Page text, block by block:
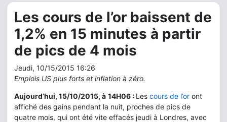
Les cours de l’or baissent de
1,2% en 15 minutes à partir
de pics de 4 mois
Jeudi, 10/15/2015 16:26
Emplois US plus forts et inflation à zéro.
Aujourd’hui, 15/10/2015, à 14H06 : Les cours de l’or ont
affiché des gains pendant la nuit, proches de pics de
quatre mois, qui ont été vite effacés jeudi à Londres, avec